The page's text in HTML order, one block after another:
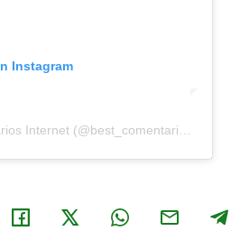
Instagram
Una publicación compartida de Best Comentarios Internet (@best_comentarios_internet)